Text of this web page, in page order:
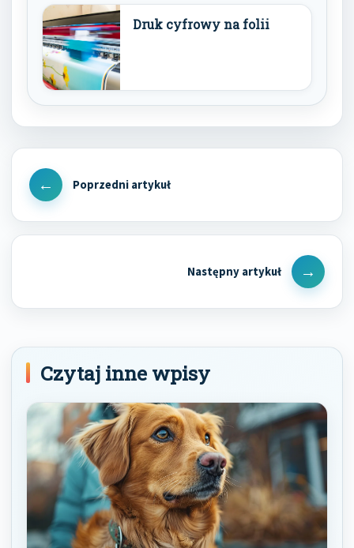
Druk cyfrowy na folii
Nawigacja
wpisu
Previous
Next
Post
Czytaj inne wpisy